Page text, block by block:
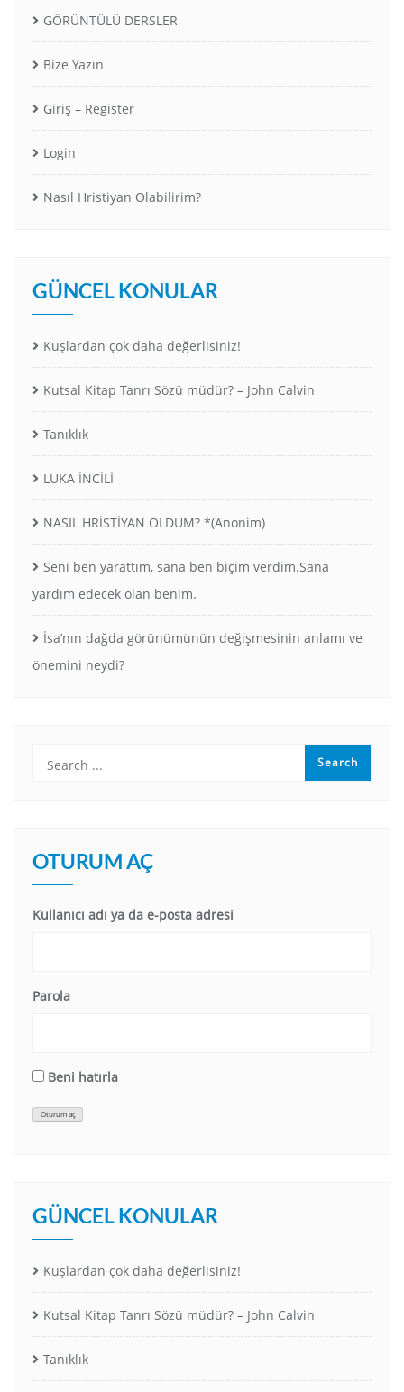
GÖRÜNTÜLÜ DERSLER
Bize Yazın
Giriş – Register
Login
Nasıl Hristiyan Olabilirim?
GÜNCEL KONULAR
Kuşlardan çok daha değerlisiniz!
Kutsal Kitap Tanrı Sözü müdür? – John Calvin
Tanıklık
LUKA İNCİLİ
NASIL HRİSTİYAN OLDUM? *(Anonim)
Seni ben yarattım, sana ben biçim verdim.Sana
yardım edecek olan benim.
İsa’nın dağda görünümünün değişmesinin anlamı ve
önemini neydi?
OTURUM AÇ
Kullanıcı adı ya da e-posta adresi
Parola
Beni hatırla
Oturum aç
GÜNCEL KONULAR
Kuşlardan çok daha değerlisiniz!
Kutsal Kitap Tanrı Sözü müdür? – John Calvin
Tanıklık